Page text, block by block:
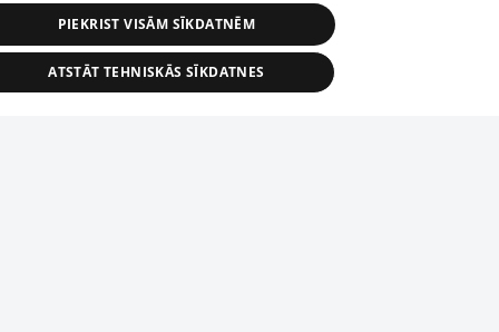
PIEKRIST VISĀM SĪKDATNĒM
ATSTĀT TEHNISKĀS SĪKDATNES